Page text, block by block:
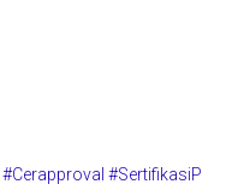
#SertifikasiP